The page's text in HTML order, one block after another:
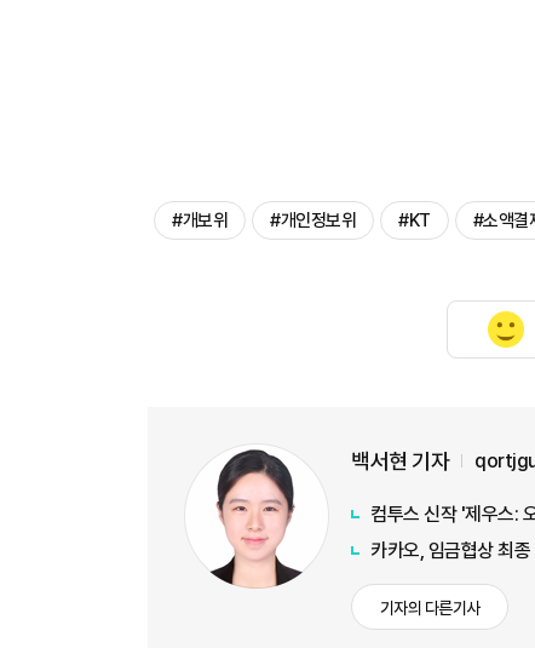
#개보위 #개인정보위 #KT #소액결
백서현 기자
컴투스 신작 '제우스:
카카오, 임금협상 최
기자의 다른기사